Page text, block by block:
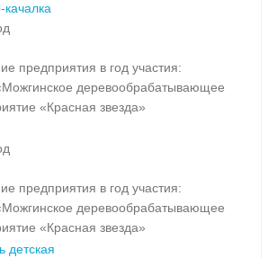
качалка
предприятия в год участия:
деревообрабатывающее
«Красная звезда»
предприятия в год участия:
деревообрабатывающее
«Красная звезда»
детская